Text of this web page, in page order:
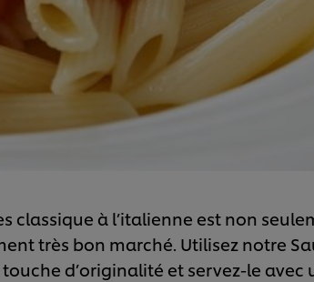
classique à l’italienne est non
très bon marché. Utilisez notre
d’originalité et servez-le avec